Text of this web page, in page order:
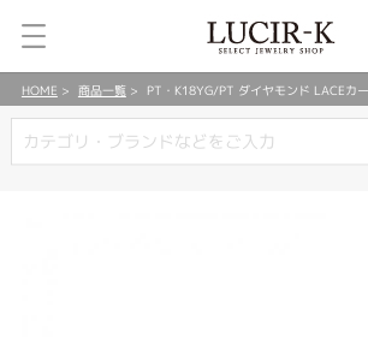
HOME 商品一覧 PT・K18YG/PT ダイヤモンド LACEカ